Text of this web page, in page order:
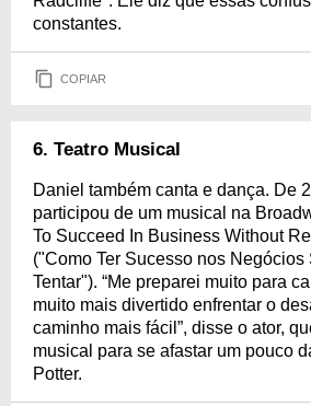
constantes.
COPIAR
6. Teatro Musical
Daniel também canta e dança. De
participou de um musical na
To Succeed In Business Without
("Como Ter Sucesso nos
Tentar"). “Me preparei muito para
muito mais divertido enfrentar o
caminho mais fácil”, disse o ator,
musical para se afastar um pouco
Potter.